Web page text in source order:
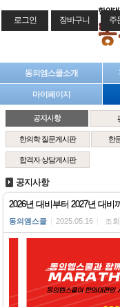
동의엠스쿨소개
마이페이지
공지사항
한의학 질문게시판 한
합격자 상담게시판
공지사항
2026년 대비부터 2027년 대비
동의엠스쿨 2025.05.16 조
로그인 장바구니 주